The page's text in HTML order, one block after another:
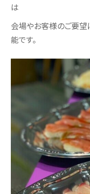
は
会場やお客様のご要望
能です。